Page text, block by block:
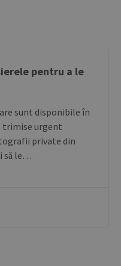
pentru a le
sunt disponibile în
trimise urgent
private din
să le…